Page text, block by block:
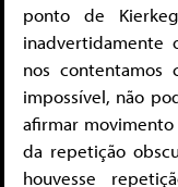
ponto de
inadvertidamente
nos
impossível, não
afirmar
da repetição
houvesse